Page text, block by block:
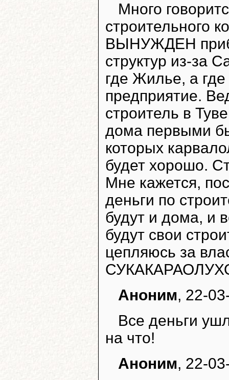
Много
строительного
ВЫНУЖДЕН
структур из-за
где Жилье, а где
предприятие.
строитель в
дома первыми
которых
будет хорошо.
Мне кажется,
деньги по
будут и дома, и
будут свои
цепляюсь за
Аноним, 22-
Все деньги
на что!
Аноним, 22-